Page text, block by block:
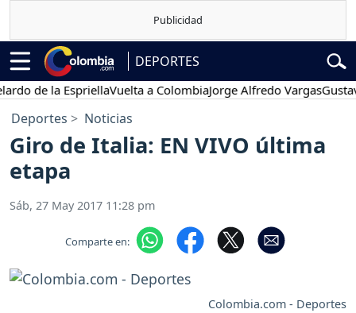
DEPORTES
la EspriellaVuelta a ColombiaJorge Alfredo VargasGustavo
Deportes Noticias
Giro de Italia: EN VIVO última
etapa
Sáb, 27 May 2017 11:28 pm
Comparte en:
Colombia.com - Deportes